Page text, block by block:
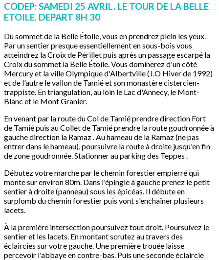
CODEP: SAMEDI 25 AVRIL. LE TOUR DE LA BELLE
ETOILE. DEPART 8H 30
Du sommet de la Belle Étoile, vous en prendrez plein les yeux.
Par un sentier presque essentiellement en sous-bois vous
atteindrez la Croix de Périllet puis après un passage escarpé la
Croix du sommet la Belle Étoile. Vous dominerez d'un côté
Mercury et la ville Olympique d'Albertville (J.O Hiver de 1992)
et de l'autre le vallon de Tamié et son monastère cistercien-
trappiste. En triangulation, au loin le Lac d'Annecy, le Mont-
Blanc et le Mont Granier.
En venant par la route du Col de Tamié prendre direction Fort
de Tamié puis au Collet de Tamié prendre la route goudronnée à
gauche direction la Ramaz . Au hameau de la Ramaz (ne pas
entrer dans le hameau), poursuivre la route à droite jusqu'en fin
de zone goudronnée. Stationner au parking des Teppes .
Débutez votre marche par le chemin forestier empierré qui
monte sur environ 80m. Dans l'épingle à gauche prenez le petit
sentier à droite (panneau) sous les épicéas. Il débute en
surplomb du chemin forestier puis vont s'enchaîner plusieurs
lacets.
À la première intersection poursuivez tout droit. Poursuivez le
sentier et les lacets. En montant scrutez au travers des
éclaircies sur votre gauche. Une première trouée laisse
percevoir l'abbaye en contre-bas. Puis une seconde éclaircie